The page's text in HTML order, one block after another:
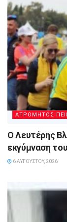
ΑΤΡΟΜΗΤΟΣ
Ο Λευτέρης
εκγύμναση
6 ΑΥΓΟΎΣΤΟΥ, 2026